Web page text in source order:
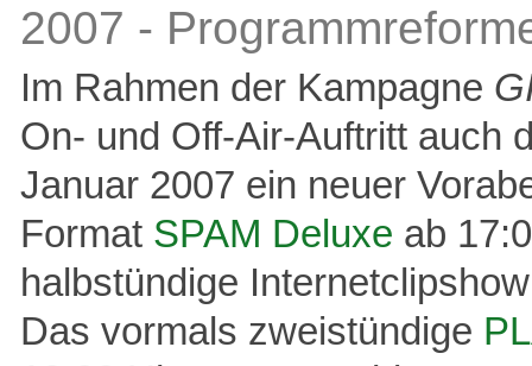
2007 -
Im Rahmen der Kampagne
On- und Off-Air-Auftritt auch
Januar 2007 ein neuer
Format SPAM Deluxe ab
halbstündige
Das vormals zweistündige